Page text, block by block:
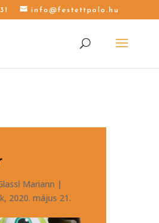
info@festettpolo.hu
Mariann |
2020. május 21.